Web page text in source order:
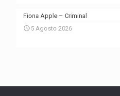
Fiona Apple – Criminal
5 Agosto 2026